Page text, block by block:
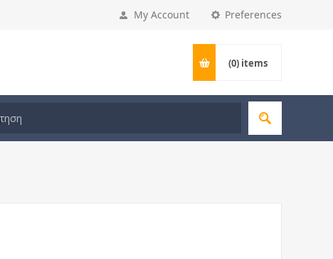
Preferences
My Account
(0) items